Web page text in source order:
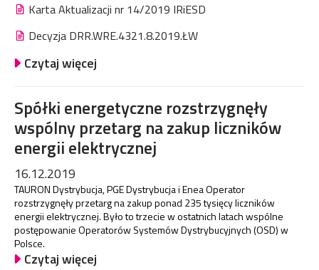
Karta Aktualizacji nr 14/2019 IRiESD
Decyzja DRR.WRE.4321.8.2019.ŁW
Czytaj więcej
Spółki energetyczne rozstrzygnęły
wspólny przetarg na zakup liczników
energii elektrycznej
16.12.2019
TAURON Dystrybucja, PGE Dystrybucja i Enea Operator
rozstrzygnęły przetarg na zakup ponad 235 tysięcy liczników
energii elektrycznej. Było to trzecie w ostatnich latach wspólne
postępowanie Operatorów Systemów Dystrybucyjnych (OSD) w
Polsce.
Czytaj więcej